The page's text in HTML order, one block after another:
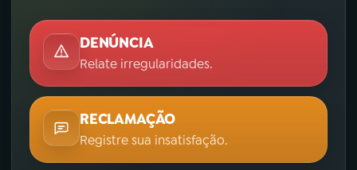
DENÚNCIA
Relate irregularidades.
RECLAMAÇÃO
Registre sua insatisfação.